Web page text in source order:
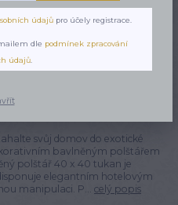
svůj domov do exotické
bavlněným polštářem
polštář 40 x 40 tukan je
elegantním hotelovým
manipulaci. P... celý popis
údajů pro účely registrace.
dle podmínek zpracování
údajů.